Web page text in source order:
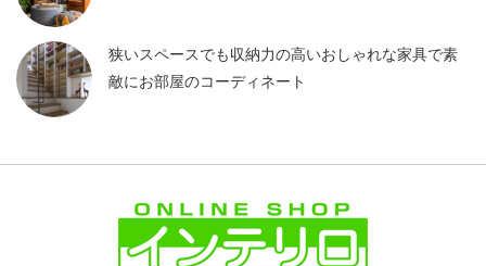
狭いスペースでも収納力の高いおしゃれな家具で素
敵にお部屋のコーディネート